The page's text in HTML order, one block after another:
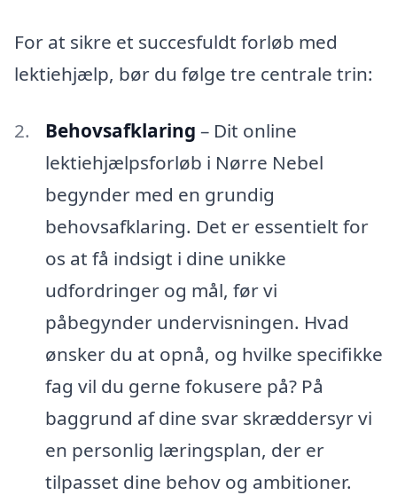
For at sikre et succesfuldt forløb med
lektiehjælp, bør du følge tre centrale trin:
Behovsafklaring – Dit online
lektiehjælpsforløb i Nørre Nebel
begynder med en grundig
behovsafklaring. Det er essentielt for
os at få indsigt i dine unikke
udfordringer og mål, før vi
påbegynder undervisningen. Hvad
ønsker du at opnå, og hvilke specifikke
fag vil du gerne fokusere på? På
baggrund af dine svar skræddersyr vi
en personlig læringsplan, der er
tilpasset dine behov og ambitioner.